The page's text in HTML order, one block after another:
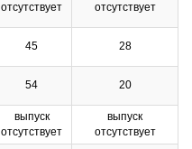
отсутствует
отсутствует
45 28
54 20
выпуск
отсутствует
выпуск
отсутствует